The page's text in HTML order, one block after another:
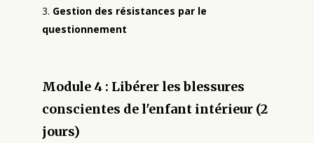
Gestion des résistances par le
questionnement
Module 4 : Libérer les blessures
conscientes de l'enfant intérieur (2
jours)